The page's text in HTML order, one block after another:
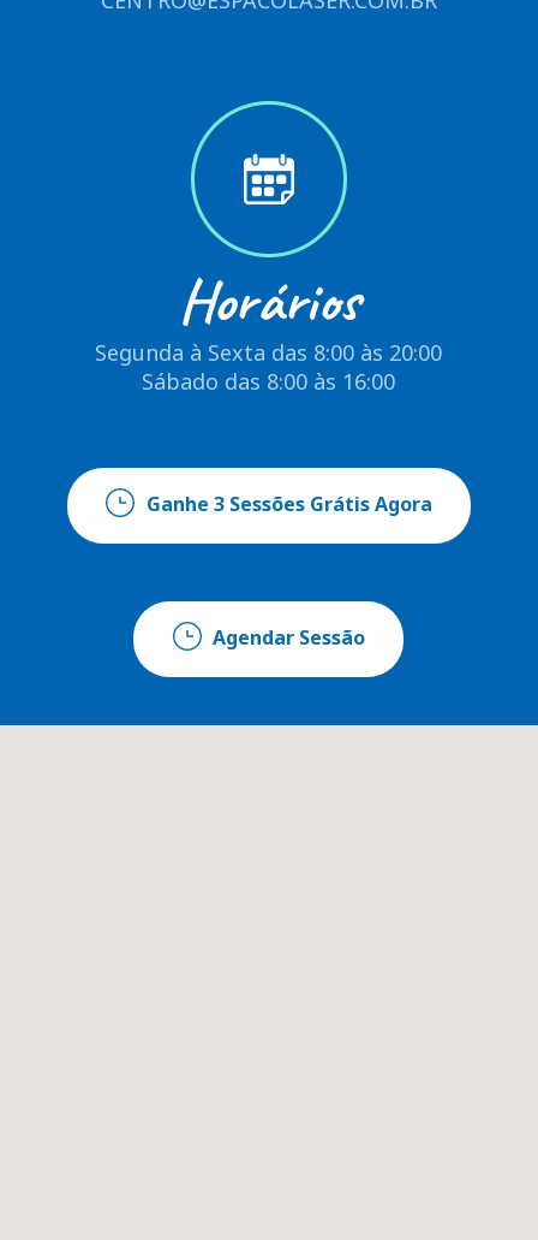
Horários
Segunda à Sexta das 8:00 às 20:00
Sábado das 8:00 às 16:00
Ganhe 3 Sessões Grátis Agora
Agendar Sessão